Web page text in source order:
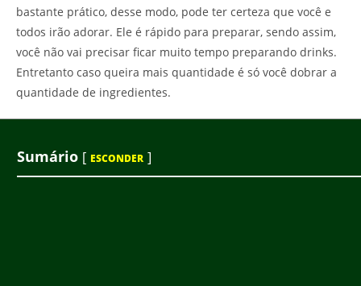
bastante prático, desse modo, pode ter certeza que você e
todos irão adorar. Ele é rápido para preparar, sendo assim,
você não vai precisar ficar muito tempo preparando drinks.
Entretanto caso queira mais quantidade é só você dobrar a
quantidade de ingredientes.
Sumário [ ESCONDER ]